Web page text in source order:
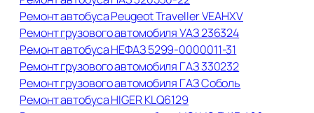
Ремонт автобуса Peugeot Traveller VЕАНХV
Ремонт грузового автомобиля УАЗ 236324
Ремонт автобуса НЕФАЗ 5299-0000011-31
Ремонт грузового автомобиля ГАЗ 330232
Ремонт грузового автомобиля ГАЗ Соболь
Ремонт автобуса HIGER KLQ6129